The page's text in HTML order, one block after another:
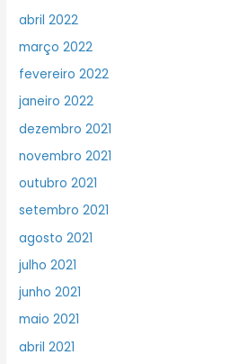
abril 2022
março 2022
fevereiro 2022
janeiro 2022
dezembro 2021
novembro 2021
outubro 2021
setembro 2021
agosto 2021
julho 2021
junho 2021
maio 2021
abril 2021